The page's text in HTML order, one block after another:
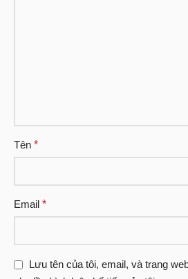
Tên *
Email *
Lưu tên của tôi, email, và trang